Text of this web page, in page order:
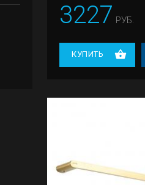
3227 РУБ.
КУПИТЬ